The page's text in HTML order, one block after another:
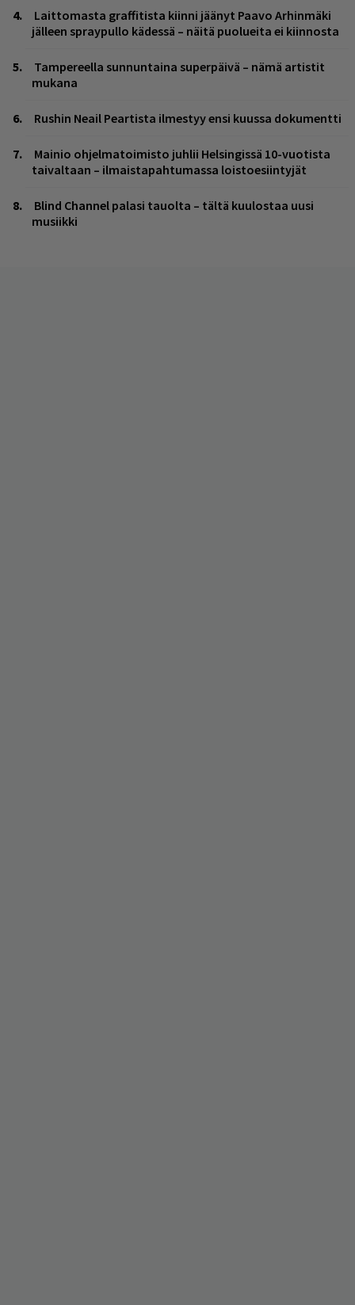
Laittomasta graffitista kiinni jäänyt Paavo Arhinmäki
jälleen spraypullo kädessä – näitä puolueita ei kiinnosta
Tampereella sunnuntaina superpäivä – nämä artistit
mukana
Rushin Neail Peartista ilmestyy ensi kuussa dokumentti
Mainio ohjelmatoimisto juhlii Helsingissä 10-vuotista
taivaltaan – ilmaistapahtumassa loistoesiintyjät
Blind Channel palasi tauolta – tältä kuulostaa uusi
musiikki